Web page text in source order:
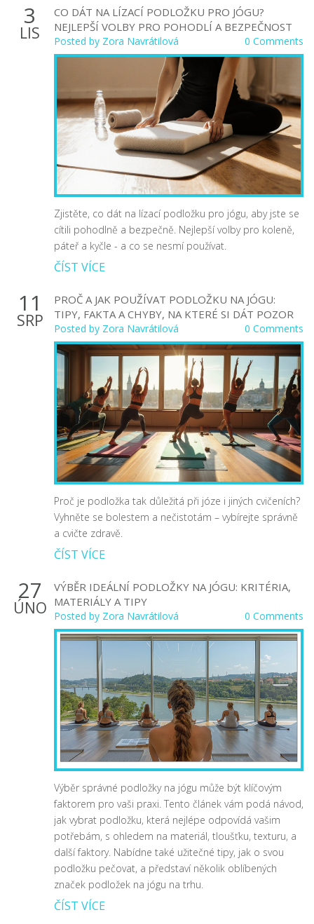
3
LIS
CO DÁT NA LÍZACÍ PODLOŽKU PRO JÓGU?
NEJLEPŠÍ VOLBY PRO POHODLÍ A BEZPEČNOST
Posted by Zora Navrátilová 0 Comments
Zjistěte, co dát na lízací podložku pro jógu, aby jste se
cítili pohodlně a bezpečně. Nejlepší volby pro koleně,
páteř a kyčle - a co se nesmí používat.
ČÍST VÍCE
11
SRP
PROČ A JAK POUŽÍVAT PODLOŽKU NA JÓGU:
TIPY, FAKTA A CHYBY, NA KTERÉ SI DÁT POZOR
Posted by Zora Navrátilová 0 Comments
Proč je podložka tak důležitá při józe i jiných cvičeních?
Vyhněte se bolestem a nečistotám – vybírejte správně
a cvičte zdravě.
ČÍST VÍCE
27
ÚNO
VÝBĚR IDEÁLNÍ PODLOŽKY NA JÓGU: KRITÉRIA,
MATERIÁLY A TIPY
Posted by Zora Navrátilová 0 Comments
Výběr správné podložky na jógu může být klíčovým
faktorem pro vaši praxi. Tento článek vám podá návod,
jak vybrat podložku, která nejlépe odpovídá vašim
potřebám, s ohledem na materiál, tloušťku, texturu, a
další faktory. Nabídne také užitečné tipy, jak o svou
podložku pečovat, a představí několik oblíbených
značek podložek na jógu na trhu.
ČÍST VÍCE